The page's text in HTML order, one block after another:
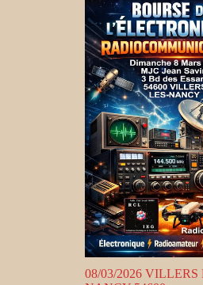
08/03/2026 VILLERS